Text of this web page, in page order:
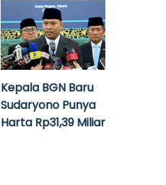
Kepala BGN Baru
Sudaryono Punya
Harta Rp31,39 Miliar